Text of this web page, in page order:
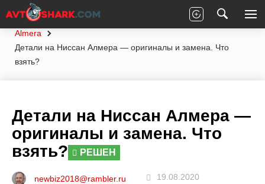
Главная Вопросы экспертам
Nissan
Almera
Детали на Ниссан Алмера — оригиналы и замена. Что
взять?
Детали на Ниссан Алмера —
оригиналы и замена. Что
взять?
РЕШЕН
newbiz2018@rambler.ru 19.08.2020